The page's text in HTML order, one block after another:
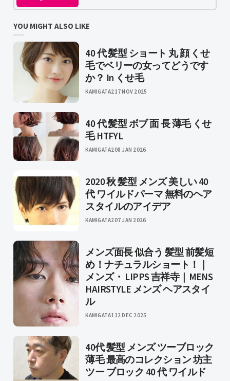
YOU MIGHT ALSO LIKE
40 代 髪型 ショート 丸 顔 くせ
毛でベリーの女ってどうです
か？ In くせ毛
KAMIGATA2 17 NOV 2025
40 代 髪型 ボブ 面 長 薄毛 くせ
毛 HTFYL
KAMIGATA208 JAN 2026
2020 秋 髪型 メンズ 美しい 40
代 ワイルドパーマ 無料のヘア
スタイルのアイデア
KAMIGATA207 JAN 2026
メンズ面長 似合う 髪型 前髪短
め！ナチュラルショート！｜
メンズ・ LIPPS 吉祥寺｜MENS
HAIRSTYLE メンズ ヘアスタイ
ル
KAMIGATA1 12 DEC 2025
40代 髪型 メンズ ツーブロック
薄毛 最高のコレクション 坊主
ツー ブロック 40 代 ワイルド